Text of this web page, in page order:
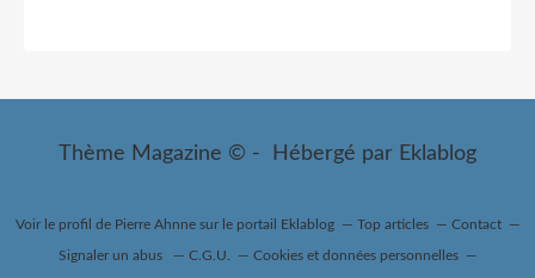
Thème Magazine © - Hébergé par Eklablog
Voir le profil de Pierre Ahnnesur le portail Eklablog Top articles Contact
Signaler un abus C.G.U. Cookies et données personnelles